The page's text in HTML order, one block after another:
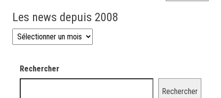
Les news depuis 2008
Les news depuis 2008
Rechercher
Rechercher